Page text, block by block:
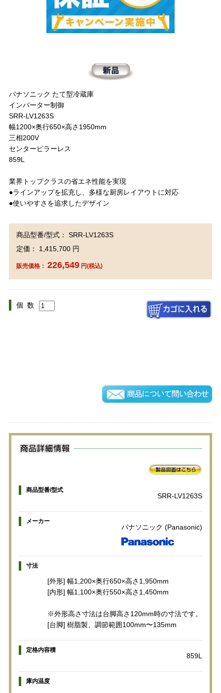
パナソニック たて型冷蔵庫
インバーター制御
SRR-LV1263S
幅1200×奥行650×高さ1950mm
三相200V
センターピラーレス
859L
業界トップクラスの省エネ性能を実現
●ラインアップを拡充し、多様な厨房レイアウトに対応
●使いやすさを追求したデザイン
商品型番/型式： SRR-LV1263S
定価： 1,415,700 円
販売価格： 226,549円(税込)
個 数
商品型番/型式
SRR-LV1263S
メーカー
パナソニック (Panasonic)
寸法
[外形] 幅1,200×奥行650×高さ1,950mm
[内形] 幅1,100×奥行550×高さ1,450mm
※外形高さ寸法は台脚高さ120mm時の寸法です。
[台脚] 樹脂製、調節範囲100mm〜135mm
定格内容積
859L
庫内温度